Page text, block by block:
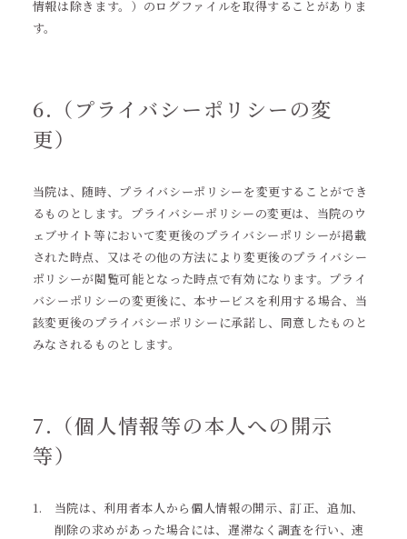
情報は除きます。）のログファイルを取得することがありま
す。
6.（プライバシーポリシーの変
更）
当院は、随時、プライバシーポリシーを変更することができ
るものとします。プライバシーポリシーの変更は、当院のウ
ェブサイト等において変更後のプライバシーポリシーが掲載
された時点、又はその他の方法により変更後のプライバシー
ポリシーが閲覧可能となった時点で有効になります。プライ
バシーポリシーの変更後に、本サービスを利用する場合、当
該変更後のプライバシーポリシーに承諾し、同意したものと
みなされるものとします。
7.（個人情報等の本人への開示
等）
当院は、利用者本人から個人情報の開示、訂正、追加、
削除の求めがあった場合には、遅滞なく調査を行い、速